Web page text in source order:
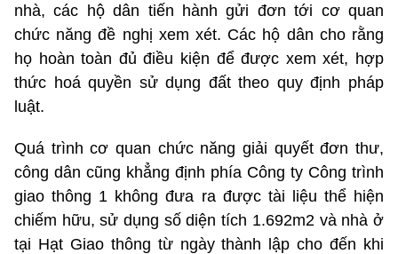
nhà, các hộ dân tiến hành gửi đơn tới cơ quan
chức năng đề nghị xem xét. Các hộ dân cho rằng
họ hoàn toàn đủ điều kiện để được xem xét, hợp
thức hoá quyền sử dụng đất theo quy định pháp
luật.
Quá trình cơ quan chức năng giải quyết đơn thư,
công dân cũng khẳng định phía Công ty Công trình
giao thông 1 không đưa ra được tài liệu thể hiện
chiếm hữu, sử dụng số diện tích 1.692m2 và nhà ở
tại Hạt Giao thông từ ngày thành lập cho đến khi